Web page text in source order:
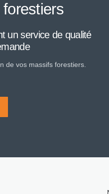
un service de qualité
de vos massifs forestiers.